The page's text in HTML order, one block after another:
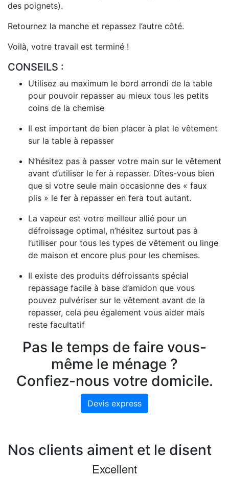
des poignets).
Retournez la manche et repassez l’autre côté.
Voilà, votre travail est terminé !
CONSEILS :
Utilisez au maximum le bord arrondi de la table
pour pouvoir repasser au mieux tous les petits
coins de la chemise
Il est important de bien placer à plat le vêtement
sur la table à repasser
N’hésitez pas à passer votre main sur le vêtement
avant d’utiliser le fer à repasser. Dîtes-vous bien
que si votre seule main occasionne des « faux
plis » le fer à repasser en fera tout autant.
La vapeur est votre meilleur allié pour un
défroissage optimal, n’hésitez surtout pas à
l’utiliser pour tous les types de vêtement ou linge
de maison et encore plus pour les chemises.
Il existe des produits défroissants spécial
repassage facile à base d’amidon que vous
pouvez pulvériser sur le vêtement avant de la
repasser, cela peu également vous aider mais
reste facultatif
Pas le temps de faire vous-
même le ménage ?
Confiez-nous votre domicile.
Devis express
Nos clients aiment et le disent
Excellent